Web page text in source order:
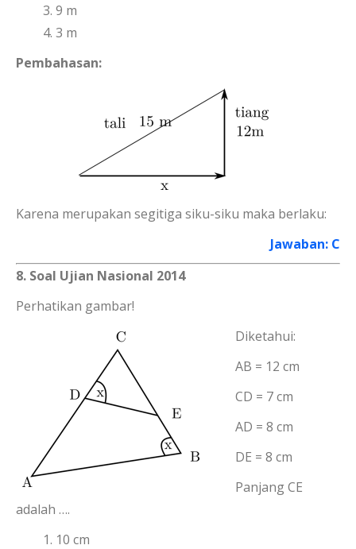
9 m
3 m
Pembahasan:
Karena merupakan segitiga siku-siku maka berlaku:
Jawaban: C
8. Soal Ujian Nasional 2014
Perhatikan gambar!
Diketahui:
AB = 12 cm
CD = 7 cm
AD = 8 cm
DE = 8 cm
Panjang CE
adalah ….
10 cm